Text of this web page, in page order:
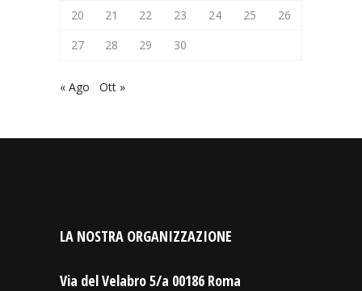
20
21 22 23 24 25
26
27
28 29 30
« Ago Ott »
LA NOSTRA ORGANIZZAZIONE
Via del Velabro 5/a 00186 Roma